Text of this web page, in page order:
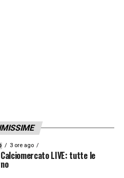
3 ore ago
LIVE: tutte le